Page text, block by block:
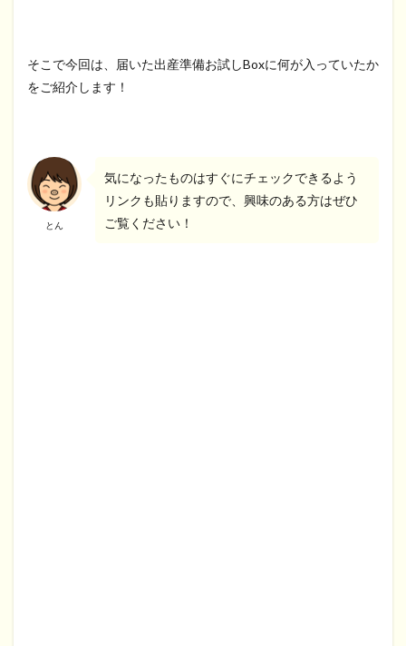
そこで今回は、届いた出産準備お試しBoxに何が入っていたか
をご紹介します！
とん
気になったものはすぐにチェックできるよう
リンクも貼りますので、興味のある方はぜひ
ご覧ください！